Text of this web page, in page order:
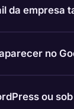
da empresa
no
ou